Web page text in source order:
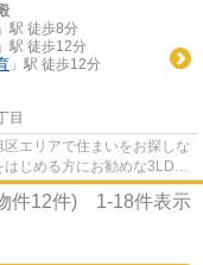
」駅 徒歩8分
」駅 徒歩12分
」駅 徒歩12分
目
エリアで住まいをお探しな
じめる方にお勧めな3LDK
...
件12件) 1-18件表示